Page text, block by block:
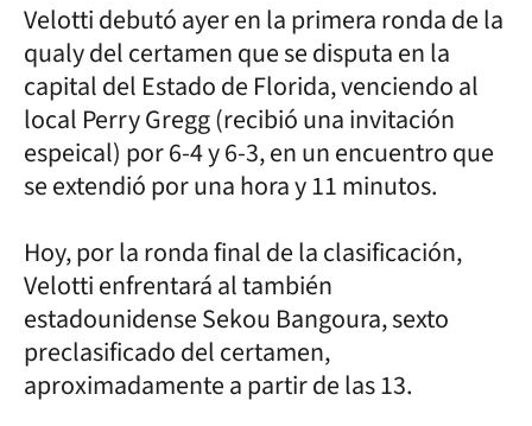
Velotti debutó ayer en la primera ronda de la
qualy del certamen que se disputa en la
capital del Estado de Florida, venciendo al
local Perry Gregg (recibió una invitación
espeical) por 6-4 y 6-3, en un encuentro que
se extendió por una hora y 11 minutos.
Hoy, por la ronda final de la clasificación,
Velotti enfrentará al también
estadounidense Sekou Bangoura, sexto
preclasificado del certamen,
aproximadamente a partir de las 13.